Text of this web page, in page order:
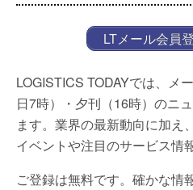
LTメール会員
LOGISTICS TODAYでは、メ
日7時）・夕刊（16時）のニ
ます。業界の最新動向に加え
イベントや注目のサービス情
ご登録は無料です。確かな情